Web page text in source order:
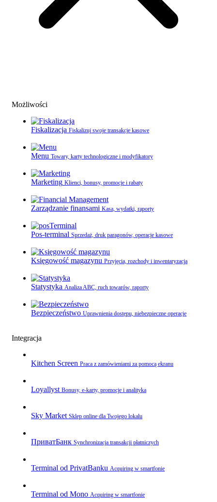
Możliwości
Fiskalizacja Fiskalizuj swoje transakcje kasowe
Menu Towary, karty technologiczne i modyfikatory
Marketing Klienci, bonusy, promocje i rabaty
Zarządzanie finansami Kasa, wydatki, raporty
Pos-terminal Sprzedaż, druk paragonów, operacje kasowe
Księgowość magazynu Przyjęcia, rozchody i inwentaryzacja
Statystyka Analiza ABC, ruch towarów, raporty
Bezpieczeństwo Uprawnienia dostępu, niebezpieczne operacje
Integracja
Kitchen Screen Praca z zamówieniami za pomocą ekranu
Loyallyst Bonusy, e‑karty, promocje i analityka
Sky Market Sklep online dla Twojego lokalu
ПриватБанк Synchronizacja transakcji płatniczych
Terminal od PrivatBanku Acquiring w smartfonie
Terminal od Mono Acquiring w smartfonie